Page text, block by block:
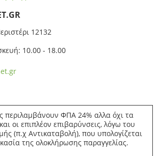
12132
10.00 - 18.00
περιλαμβάνουν ΦΠΑ 24% αλλα όχι τα
οι επιπλέον επιβαρύνσεις, λόγω του
(π.χ Αντικαταβολή), που υπολογίζεται
της ολοκλήρωσης παραγγελίας.